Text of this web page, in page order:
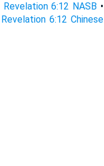
Revelation 6:12 NASB •
Revelation 6:12 Chinese